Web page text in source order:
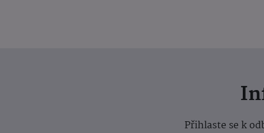
Přihlaste se k